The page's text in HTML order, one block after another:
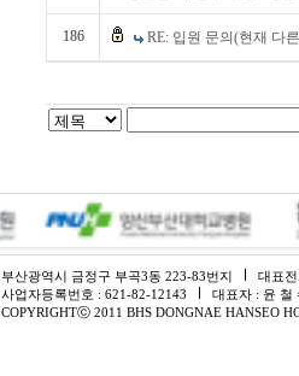
186 RE: 입원 문의(현재 다
부산광역시 금정구 부곡3동 223-83번지
대표
사업자등록번호 : 621-82-12143
대표자 : 윤 철
COPYRIGHTⓒ 2011 BHS DONGNAE HANSEO